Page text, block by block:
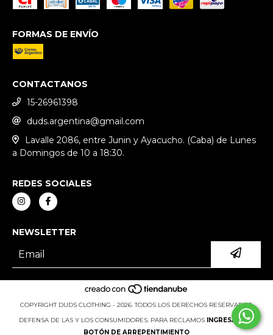
FORMAS DE ENVÍO
CONTACTANOS
15-26961398
duds.argentina@gmail.com
Lavalle 2086, entre Junin y Ayacucho. (Caba) de Lunes
a Domingos de 10 a 18:30.
REDES SOCIALES
NEWSLETTER
COPYRIGHT DUDS CLOTHING - 2026. TODOS LOS DERECHOS RESERVADOS.
DEFENSA DE LAS Y LOS CONSUMIDORES. PARA RECLAMOS
INGRESÁ ACÁ.
BOTÓN DE ARREPENTIMIENTO